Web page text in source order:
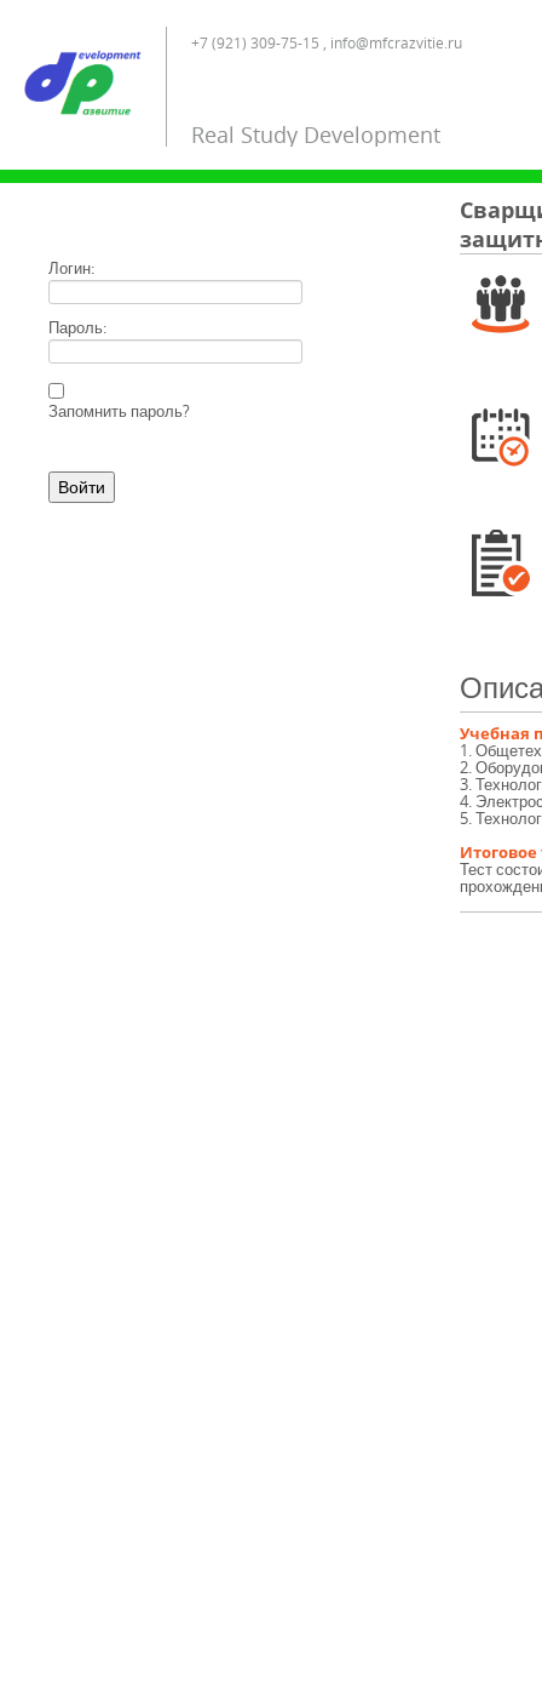
+7 (921) 309-75-15 , info@mfcrazvitie.ru
Real Study Development
Логин:
Пароль:
Запомнить пароль?
Учебная
1.
2.
3.
4.
5.
Тест